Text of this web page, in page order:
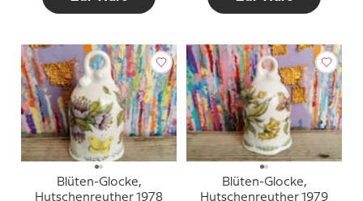
Blüten-Glocke,
Hutschenreuther 1978
Blüten-Glocke,
Hutschenreuther 1979